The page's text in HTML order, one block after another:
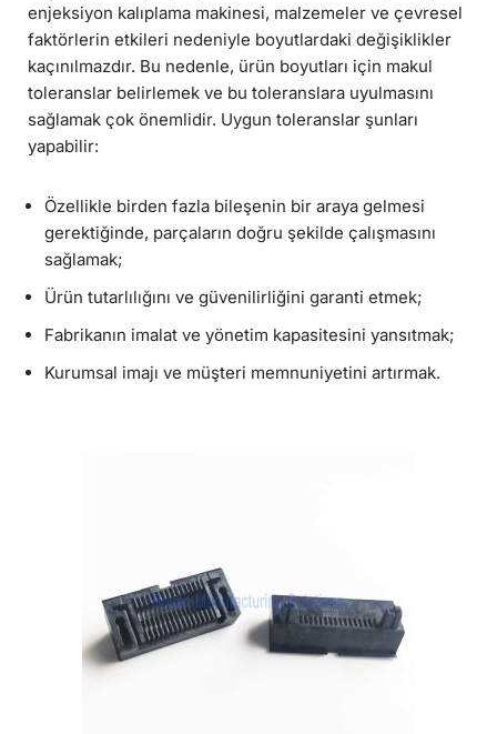
enjeksiyon kalıplama makinesi, malzemeler ve çevresel
faktörlerin etkileri nedeniyle boyutlardaki değişiklikler
kaçınılmazdır. Bu nedenle, ürün boyutları için makul
toleranslar belirlemek ve bu toleranslara uyulmasını
sağlamak çok önemlidir. Uygun toleranslar şunları
yapabilir:
Özellikle birden fazla bileşenin bir araya gelmesi
gerektiğinde, parçaların doğru şekilde çalışmasını
sağlamak;
Ürün tutarlılığını ve güvenilirliğini garanti etmek;
Fabrikanın imalat ve yönetim kapasitesini yansıtmak;
Kurumsal imajı ve müşteri memnuniyetini artırmak.